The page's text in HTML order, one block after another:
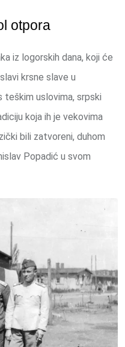
otpora
iz logorskih dana, koji će
krsne slave u
teškim uslovima, srpski
koja ih je vekovima
bili zatvoreni, duhom
Popadić u svom